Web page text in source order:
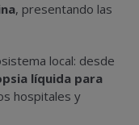
, presentando las
local: desde
líquida para
hospitales y